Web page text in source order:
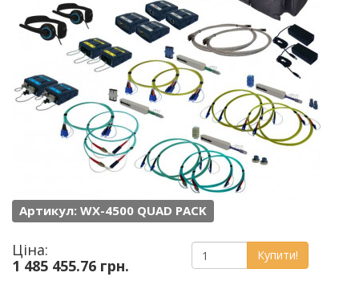
Артикул: WX-4500 QUAD PACK
Ціна:
1 485 455.76 грн.
Купити!